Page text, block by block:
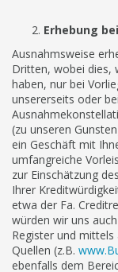
Erhebung
Ausnahmsweise
Dritten, wobei dies,
haben, nur bei
unsererseits oder
(zu unseren
ein Geschäft mit
umfangreiche
zur Einschätzung
Ihrer
etwa der Fa.
würden wir uns
Register und
Quellen (z.B.
ebenfalls dem